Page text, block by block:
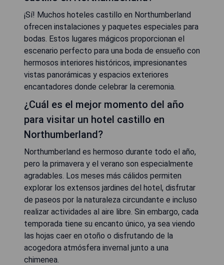
¡Sí! Muchos hoteles castillo en Northumberland
ofrecen instalaciones y paquetes especiales para
bodas. Estos lugares mágicos proporcionan el
escenario perfecto para una boda de ensueño con
hermosos interiores históricos, impresionantes
vistas panorámicas y espacios exteriores
encantadores donde celebrar la ceremonia.
¿Cuál es el mejor momento del año
para visitar un hotel castillo en
Northumberland?
Northumberland es hermoso durante todo el año,
pero la primavera y el verano son especialmente
agradables. Los meses más cálidos permiten
explorar los extensos jardines del hotel, disfrutar
de paseos por la naturaleza circundante e incluso
realizar actividades al aire libre. Sin embargo, cada
temporada tiene su encanto único, ya sea viendo
las hojas caer en otoño o disfrutando de la
acogedora atmósfera invernal junto a una
chimenea.